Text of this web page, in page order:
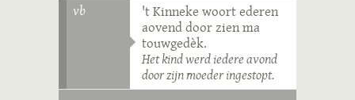
vb
't Kinneke woort ederen
aovend door zien ma
touwgedèk.
Het kind werd iedere avond
door zijn moeder ingestopt.